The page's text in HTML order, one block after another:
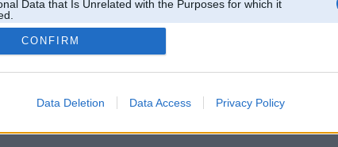
Data that Is Unrelated with the Purposes for which it
CONFIRM
Data Deletion Data Access Privacy Policy
saistīts ar